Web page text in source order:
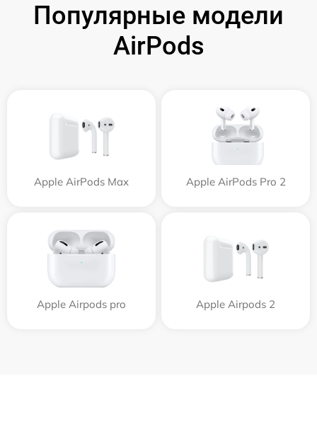
Популярные модели
AirPods
Apple AirPods Max Apple AirPods Pro 2
Apple Airpods pro Apple Airpods 2